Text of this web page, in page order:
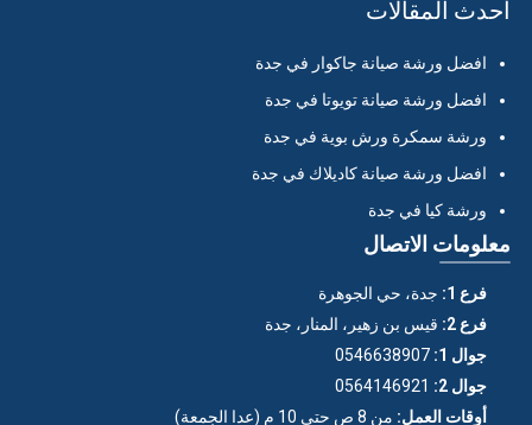
أحدث المقالات
افضل ورشة صيانة جاكوار في جدة
افضل ورشة صيانة تويوتا في جدة
ورشة سمكرة ورش بوية في جدة
افضل ورشة صيانة كاديلاك في جدة
ورشة كيا في جدة
معلومات الاتصال
فرع 1:
جدة، حي الجوهرة
فرع 2:
قيس بن زهير، المنار، جدة
جوال 1:
0546638907
جوال 2:
0564146921
أوقات العمل: من 8 ص حتى 10 م (عدا الجمعة)